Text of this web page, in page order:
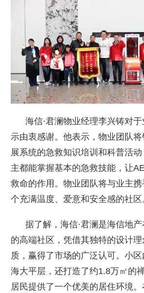
海信·君澜物业经理李兴铸对于
示由衷感谢。他表示，物业团队
展系统的急救知识培训和科普活
主都能掌握基本的急救技能，让
救命的作用。物业团队将与业主
个充满温度、爱意和安全感的社区
据了解，海信·君澜是海信地产
的高端社区，凭借其独特的设计
质，赢得了市场的广泛认可。小
海大平层，还打造了约1.8万㎡的
居民提供了一个优美的居住环境